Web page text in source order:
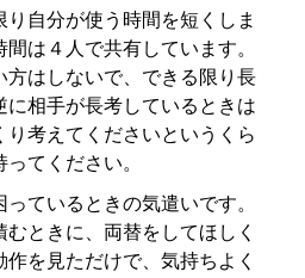
自分が使う時間を短くしま
は４人で共有しています。
方はしないで、できる限り長
に相手が長考しているときは
考えてくださいというくら
てください。
ているときの気遣いです。
ときに、両替をしてほしく
を見ただけで、気持ちよく